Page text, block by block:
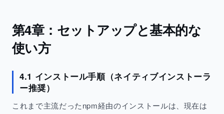
第4章：セットアップと基本的な
使い方
4.1 インストール手順（ネイティブインストーラ
ー推奨）
これまで主流だったnpm経由のインストールは、現在は